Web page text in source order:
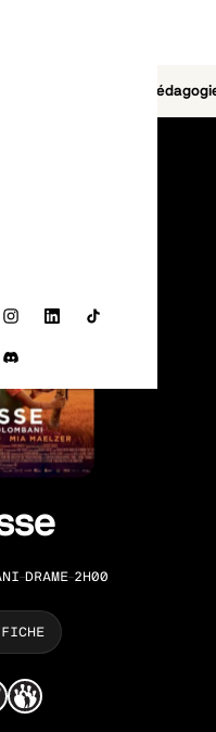
Instagram
LinkedInTikTok
Discord
GENRE
DRAME DURÉE
2H00